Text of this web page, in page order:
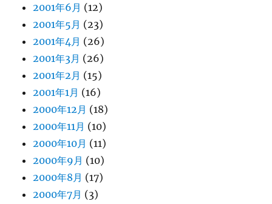
2001年6月 (12)
2001年5月 (23)
2001年4月 (26)
2001年3月 (26)
2001年2月 (15)
2001年1月 (16)
2000年12月 (18)
2000年11月 (10)
2000年10月 (11)
2000年9月 (10)
2000年8月 (17)
2000年7月 (3)